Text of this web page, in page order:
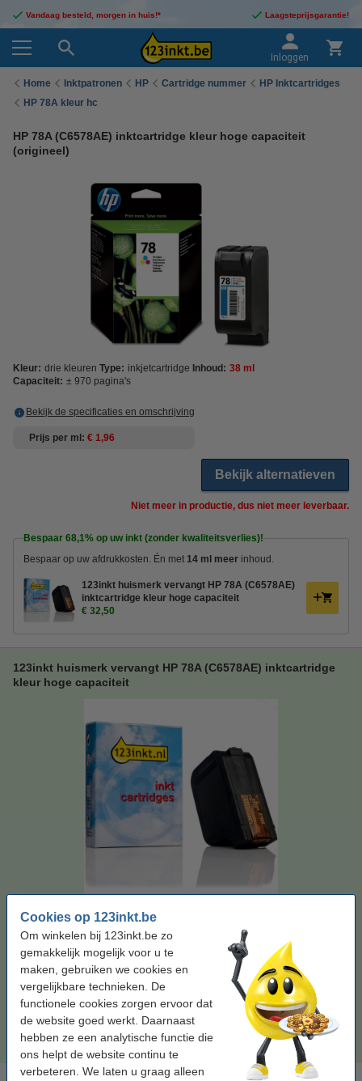
Cookies op 123inkt.be
Om winkelen bij 123inkt.be zo
gemakkelijk mogelijk voor u te
maken, gebruiken we cookies en
vergelijkbare technieken. De
functionele cookies zorgen ervoor dat
de website goed werkt. Daarnaast
hebben ze een analytische functie die
ons helpt de website continu te
verbeteren. We laten u graag alleen
Vandaag besteld, morgen in huis!* Laagsteprijsgarantie!
Inloggen
Home Inktpatronen HP Cartridge nummer
HP Inktcartridges
HP 78A kleur hc
HP 78A (C6578AE) inktcartridge kleur hoge capaciteit
(origineel)
Kleur: drie kleuren Type: inkjetcartridge Inhoud: 38 ml
Capaciteit: ± 970 pagina's
Bekijk de specificaties en omschrijving
Prijs per ml € 1,96
Bekijk alternatieven
Niet meer in productie, dus niet meer leverbaar.
Bespaar 68,1% op uw inkt (zonder kwaliteitsverlies)!
Bespaar op uw afdrukkosten. Én met 14 ml meer inhoud.
123inkt huismerk vervangt HP 78A (C6578AE)
inktcartridge kleur hoge capaciteit
€ 32,50
123inkt huismerk vervangt HP 78A (C6578AE) inktcartridge
kleur hoge capaciteit
Bekijk de specificaties en omschrijving
Bespaar 68,1%
op uw inkt (zonder kwaliteitsverlies)!
Direct leverbaar
Morgen in huis
Prijs per ml € 0,63
€ 32,50 Bestellen